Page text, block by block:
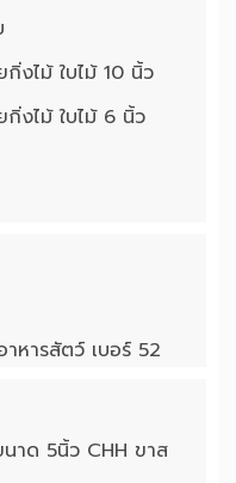
งไม้ ใบไม้ 10 นิ้ว
งไม้ ใบไม้ 6 นิ้ว
หารสัตว์ เบอร์ 52
นาด 5นิ้ว CHH ขาส